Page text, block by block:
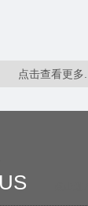
点击查看更多...
US